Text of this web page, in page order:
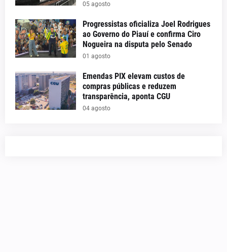
05 agosto
Progressistas oficializa Joel Rodrigues
ao Governo do Piauí e confirma Ciro
Nogueira na disputa pelo Senado
01 agosto
Emendas PIX elevam custos de
compras públicas e reduzem
transparência, aponta CGU
04 agosto